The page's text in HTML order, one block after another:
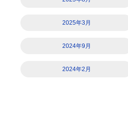
2025年3月
2024年9月
2024年2月